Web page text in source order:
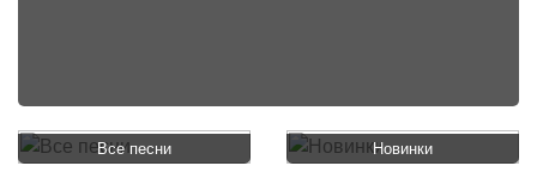
Все песни Новинки